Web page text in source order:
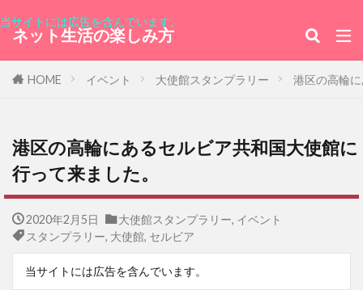
当サイトには広告を含んでいます。
ネット生活の楽しみ方
HOME イベント 大使館スタンプラリー 港区の高輪
港区の高輪にあるセルビア共和国大使館に
行って来ました。
2020年2月5日 大使館スタンプラリー, イベント
スタンプラリー, 大使館, セルビア
当サイトには広告を含んでいます。